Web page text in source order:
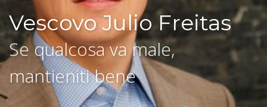
Vescovo Julio Freitas
Se qualcosa va male,
mantieniti bene